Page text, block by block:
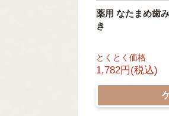
薬用 なたまめ歯
き
とくとく価格
1,782円(税込)